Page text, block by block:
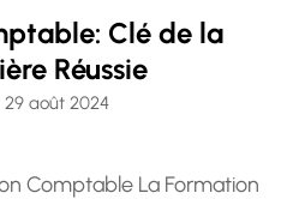
Clé de la
Réussie
29 août 2024
Comptable La Formation